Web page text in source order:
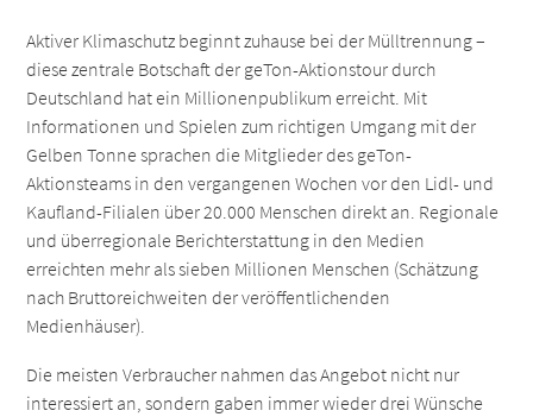
Aktiver Klimaschutz beginnt zuhause bei der Mülltrennung –
diese zentrale Botschaft der geTon-Aktionstour durch
Deutschland hat ein Millionenpublikum erreicht. Mit
Informationen und Spielen zum richtigen Umgang mit der
Gelben Tonne sprachen die Mitglieder des geTon-
Aktionsteams in den vergangenen Wochen vor den Lidl- und
Kaufland-Filialen über 20.000 Menschen direkt an. Regionale
und überregionale Berichterstattung in den Medien
erreichten mehr als sieben Millionen Menschen (Schätzung
nach Bruttoreichweiten der veröffentlichenden
Medienhäuser).
Die meisten Verbraucher nahmen das Angebot nicht nur
interessiert an, sondern gaben immer wieder drei Wünsche